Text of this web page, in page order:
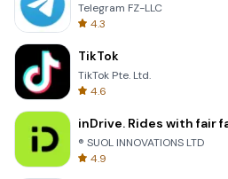
Telegram FZ-LLC
4.3
TikTok
TikTok Pte. Ltd.
4.6
inDrive. Rides with fair
® SUOL INNOVATIONS LTD
4.9